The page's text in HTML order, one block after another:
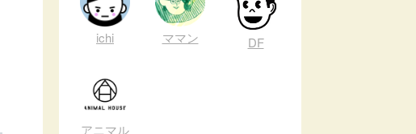
ichi ママン DF
アニマル